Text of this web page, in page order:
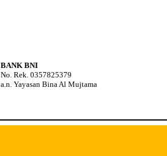
BANK BNI
No. Rek. 0357825379
a.n. Yayasan Bina Al Mujtama